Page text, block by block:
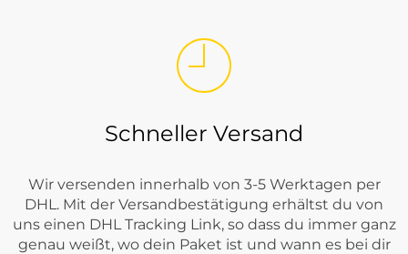
Schneller Versand
Wir versenden innerhalb von 3-5 Werktagen per
DHL. Mit der Versandbestätigung erhältst du von
uns einen DHL Tracking Link, so dass du immer ganz
genau weißt, wo dein Paket ist und wann es bei dir